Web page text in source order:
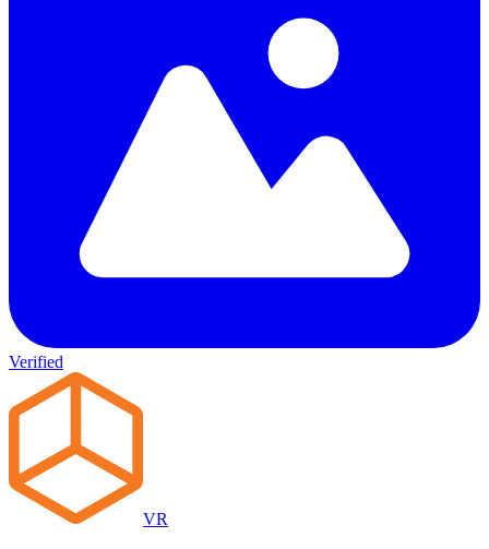
Verified
VR